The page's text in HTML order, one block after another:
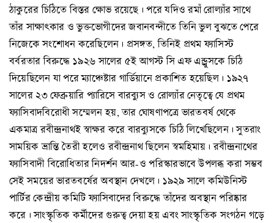
ঠাকুরের চিঠিতে বিস্তর ক্ষোভ রয়েছে। পরে যদিও রমাঁ রোল্যাঁর সাথে
তাঁর সাক্ষাৎকার ও ভুক্তভোগীদের জবানবন্দীতে তিনি ভুল বুঝতে পেরে
নিজেকে সংশোধন করেছিলেন। প্রসঙ্গত, তিনিই প্রথম ফ্যাসিস্ট
বর্বরতার বিরুদ্ধে ১৯২৬ সালের ৫ই আগস্ট সি এফ এন্ড্রুসকে চিঠি
দিয়েছিলেন যা পরে ম্যাঞ্চেষ্টার গার্ডিয়ানে প্রকাশিত হয়েছিল। ১৯২৭
সালের ২৩ ফেব্রুয়ারি প্যারিসে বারব্যুস ও রোল্যাঁর নেতৃত্বে যে প্রথম
ফ্যাসিবাদবিরোধী সম্মেলন হয়, তার ঘোষণাপত্রে ভারতবর্ষ থেকে
একমাত্র রবীন্দ্রনাথই স্বাক্ষর করে বারব্যুসকে চিঠি লিখেছিলেন। সুতরাং
সাময়িক ভ্রান্তি তৈরী হলেও রবীন্দ্রনাথ ছিলেন স্বমহিমায়। রবীন্দ্রনাথের
ফ্যাসিবাদী বিরোধিতার নিদর্শন আর-ও পরিস্কারভাবে উপলব্ধ করা সম্ভব
সেই সময়ের ভারতবর্ষের অবস্থান দেখলে। ১৯২৯ সালে কমিউনিস্ট
পার্টির কেন্দ্রীয় কমিটি ফ্যাসিবাদের বিরুদ্ধে তাঁদের অবস্থান পরিষ্কার
করে। সাংস্কৃতিক কর্মীদের গুরুত্ব দেয়া হয় এবং সাংস্কৃতিক সংগঠন গড়ে